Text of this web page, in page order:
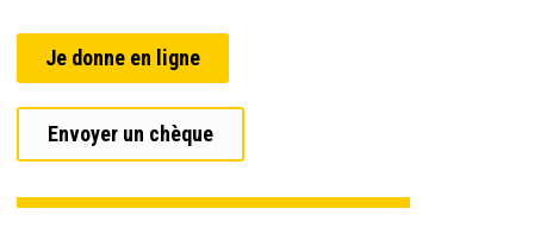
Je donne en ligne
Envoyer un chèque